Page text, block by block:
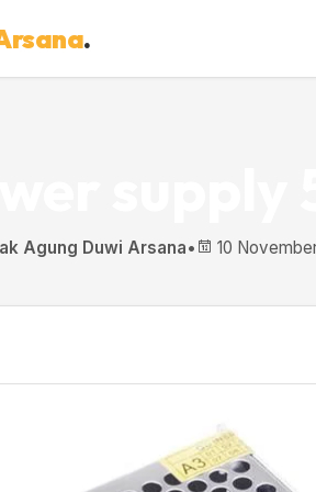
.
Agung Duwi Arsana• 10